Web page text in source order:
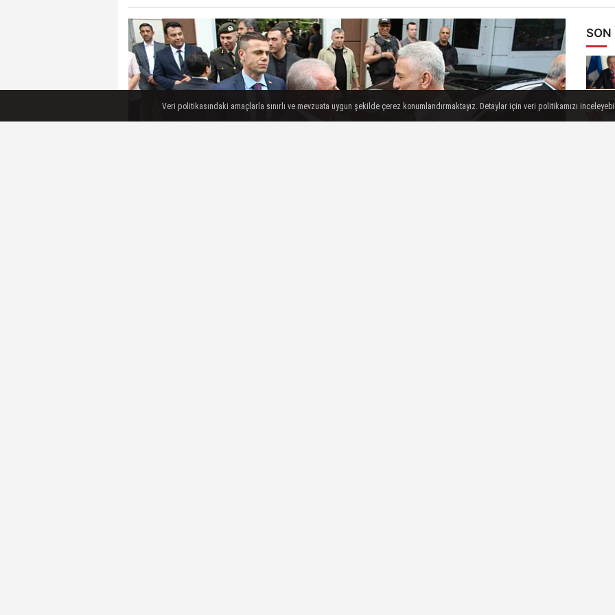
SON
Veri politikasındaki amaçlarla sınırlı ve mevzuata uygun şekilde çerez konumlandırmaktayız. Detaylar için veri politikamızı